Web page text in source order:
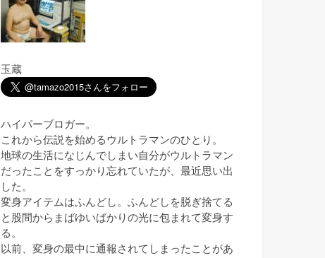
玉蔵
ハイパーブロガー。
これから伝説を始めるウルトラマンのひとり。
地球の生活になじんでしまい自分がウルトラマン
だったことをすっかり忘れていたが、最近思い出
した。
変身アイテムはふんどし。ふんどしを脱ぎ捨てる
と股間からまばゆいばかりの光に包まれて変身す
る。
以前、変身の最中に通報されてしまったことがあ